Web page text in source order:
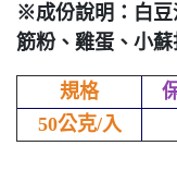
※成份說明：白豆
筋粉、雞蛋、小蘇
規格
50公克/入